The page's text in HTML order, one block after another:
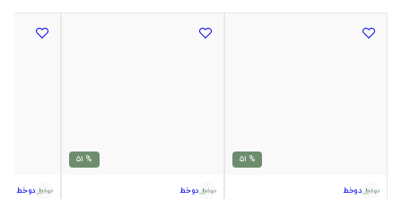
% 51
دوخط
% 51
دوخط دوخط